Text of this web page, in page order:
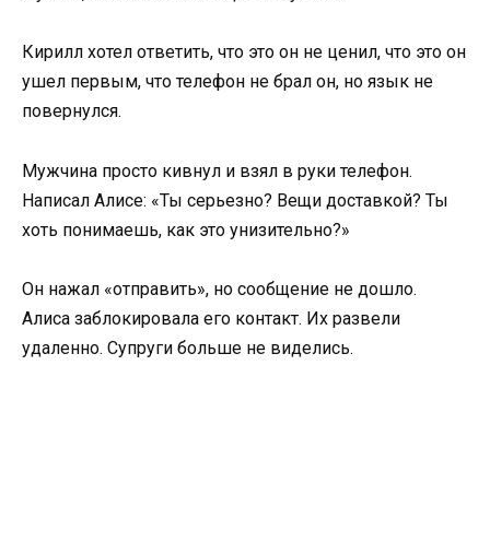
Кирилл хотел ответить, что это он не ценил, что это он
ушел первым, что телефон не брал он, но язык не
повернулся.
Мужчина просто кивнул и взял в руки телефон.
Написал Алисе: «Ты серьезно? Вещи доставкой? Ты
хоть понимаешь, как это унизительно?»
Он нажал «отправить», но сообщение не дошло.
Алиса заблокировала его контакт. Их развели
удаленно. Супруги больше не виделись.